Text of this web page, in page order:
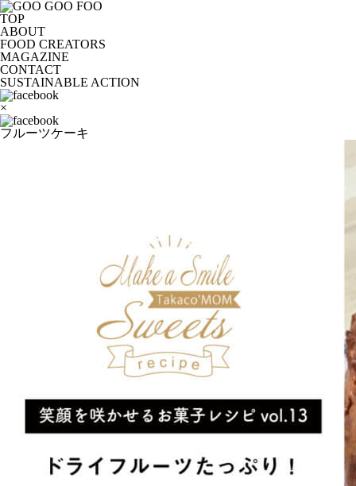
TOP
ABOUT
FOOD CREATORS
MAGAZINE
CONTACT
SUSTAINABLE ACTION
×
フルーツケーキ